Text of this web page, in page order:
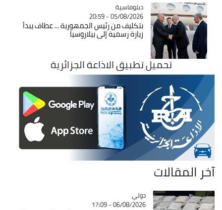
Catégorie
دبلوماسية
05/08/2026 - 20:59
بتكليف من رئيس الجمهورية ... عطاف يبدأ
زيارة رسمية إلى بيلاروسيا
تحميل تطبيق الاذاعة الجزائرية
آخر المقالات
Catégorie
دولي
06/08/2026 - 17:09